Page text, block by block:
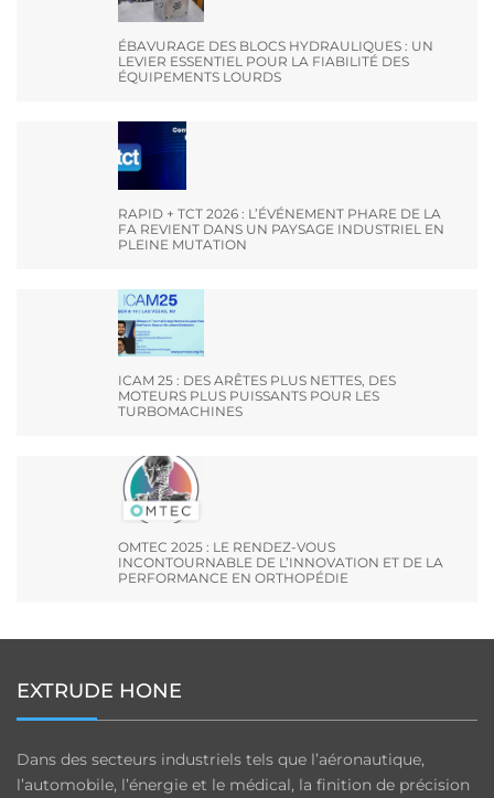
ÉBAVURAGE DES BLOCS HYDRAULIQUES : UN
LEVIER ESSENTIEL POUR LA FIABILITÉ DES
ÉQUIPEMENTS LOURDS
RAPID + TCT 2026 : L’ÉVÉNEMENT PHARE DE LA
FA REVIENT DANS UN PAYSAGE INDUSTRIEL EN
PLEINE MUTATION
ICAM 25 : DES ARÊTES PLUS NETTES, DES
MOTEURS PLUS PUISSANTS POUR LES
TURBOMACHINES
OMTEC 2025 : LE RENDEZ-VOUS
INCONTOURNABLE DE L’INNOVATION ET DE LA
PERFORMANCE EN ORTHOPÉDIE
EXTRUDE HONE
Dans des secteurs industriels tels que l’aéronautique,
l’automobile, l’énergie et le médical, la finition de précision